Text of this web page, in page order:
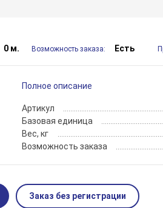
0 м. Возможность заказа: Есть
Полное описание
Артикул
Базовая единица
Вес, кг
Возможность заказа
Заказ без регистрации